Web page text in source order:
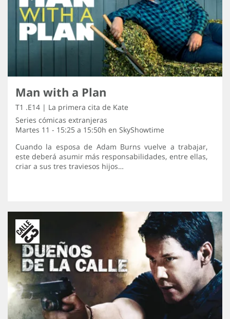
Man with a Plan
T1 .E14 | La primera cita de Kate
Series cómicas extranjeras
Martes 11 - 15:25 a 15:50h en SkyShowtime
Cuando la esposa de Adam Burns vuelve a trabajar,
este deberá asumir más responsabilidades, entre ellas,
criar a sus tres traviesos hijos…